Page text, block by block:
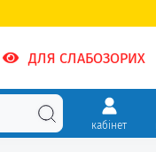
ДЛЯ СЛАБОЗОРИХ
кабінет